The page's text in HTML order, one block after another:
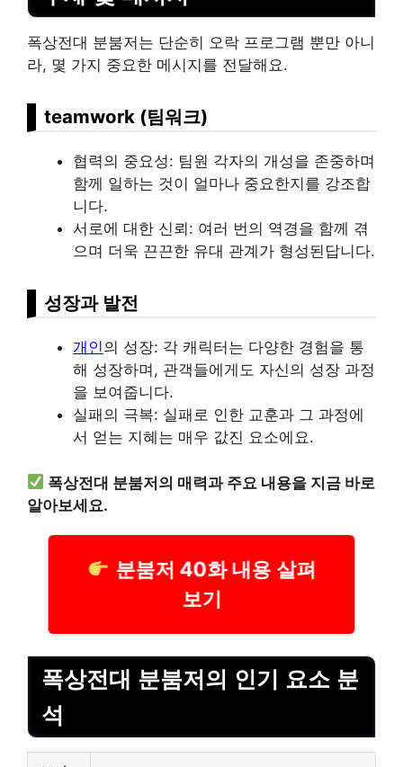
폭상전대 분붐저는 단순히 오락 프로그램 뿐만 아니
라, 몇 가지 중요한 메시지를 전달해요.
teamwork (팀워크)
협력의 중요성: 팀원 각자의 개성을 존중하며
함께 일하는 것이 얼마나 중요한지를 강조합
니다.
서로에 대한 신뢰: 여러 번의 역경을 함께 겪
으며 더욱 끈끈한 유대 관계가 형성된답니다.
성장과 발전
개인의 성장: 각 캐릭터는 다양한 경험을 통
해 성장하며, 관객들에게도 자신의 성장 과정
을 보여줍니다.
실패의 극복: 실패로 인한 교훈과 그 과정에
서 얻는 지혜는 매우 값진 요소에요.
폭상전대 분붐저의 매력과 주요 내용을 지금 바로
알아보세요.
분붐저 40화 내용 살펴
보기
폭상전대 분붐저의 인기 요소 분
석